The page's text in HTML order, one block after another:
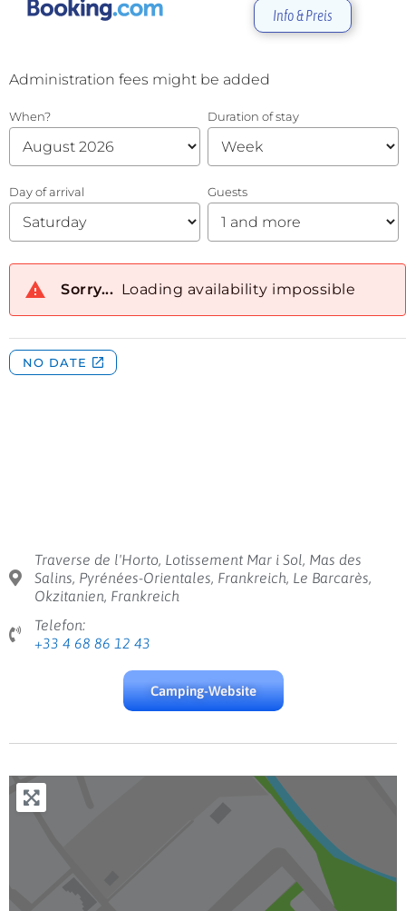
Info & Preis
Traverse de l'Horto, Lotissement Mar i Sol, Mas des
Salins, Pyrénées-Orientales, Frankreich, Le Barcarès,
Okzitanien, Frankreich
Telefon:
+33 4 68 86 12 43
Camping-Website